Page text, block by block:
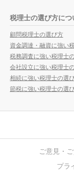
税理士の選び方につ
顧問税理士の選び方
資金調達・融資に強い
税務調査に強い税理士
会社設立に強い税理士
相続に強い税理士の選
節税に強い税理士の選
ご意見・
プラ